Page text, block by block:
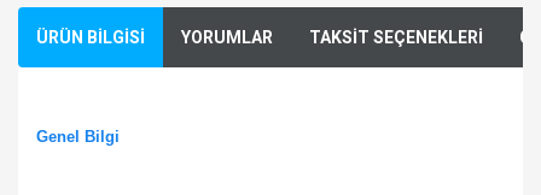
ÜRÜN BİLGİSİ YORUMLAR TAKSİT SEÇENEKLERİ
Genel Bilgi